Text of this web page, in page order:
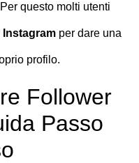
questo molti utenti
per dare una
profilo.
Follower
Passo